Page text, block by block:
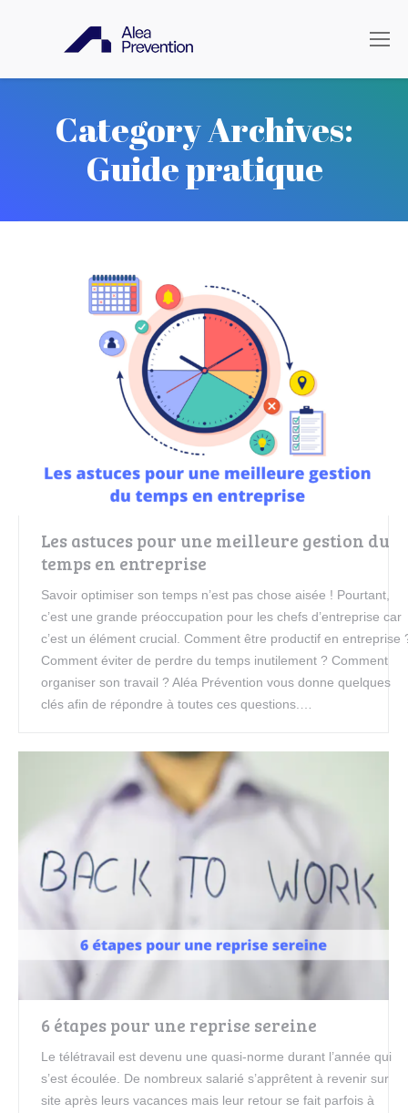
Category Archives:
Guide pratique
Les astuces pour une meilleure gestion du
temps en entreprise
Savoir optimiser son temps n’est pas chose aisée ! Pourtant,
c’est une grande préoccupation pour les chefs d’entreprise car
c’est un élément crucial. Comment être productif en entreprise
Comment éviter de perdre du temps inutilement ? Comment
organiser son travail ? Aléa Prévention vous donne quelques
clés afin de répondre à toutes ces questions.…
6 étapes pour une reprise sereine
Le télétravail est devenu une quasi-norme durant l’année qui
s’est écoulée. De nombreux salarié s’apprêtent à revenir sur
site après leurs vacances mais leur retour se fait parfois à